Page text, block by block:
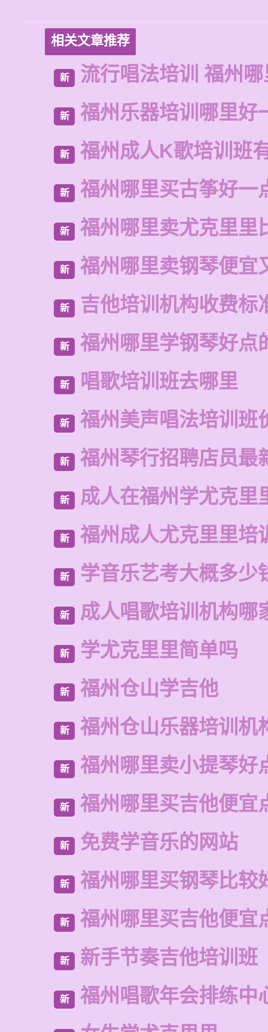
相关文章推荐
新 流行唱法培训 福州
新 福州乐器培训哪里好
新 福州成人K歌培训班
新 福州哪里买古筝好一
新 福州哪里卖尤克里里
新 福州哪里卖钢琴便宜
新 吉他培训机构收费标
新 福州哪里学钢琴好点
新 唱歌培训班去哪里
新 福州美声唱法培训班
新 福州琴行招聘店员最
新 成人在福州学尤克里
新 福州成人尤克里里培
新 学音乐艺考大概多少
新 成人唱歌培训机构哪
新 学尤克里里简单吗
新 福州仓山学吉他
新 福州仓山乐器培训机
新 福州哪里卖小提琴好
新 福州哪里买吉他便宜
新 免费学音乐的网站
新 福州哪里买钢琴比较
新 福州哪里买吉他便宜
新 新手节奏吉他培训班
新 福州唱歌年会排练中